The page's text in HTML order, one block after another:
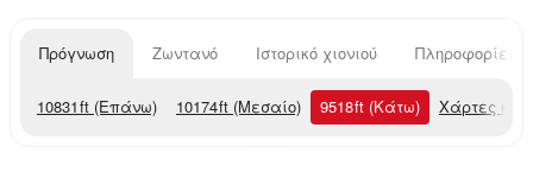
Πρόγνωση Ζωντανό Ιστορικό χιονιού Πληροφορίες
10831ft (Επάνω) 10174ft (Μεσαίο) 9518ft (Κάτω) Χάρτες